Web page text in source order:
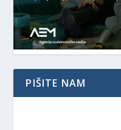
PIŠITE NAM